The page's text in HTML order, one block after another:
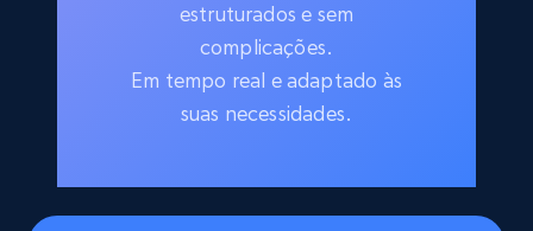
estruturados e sem
complicações.
Em tempo real e adaptado às
suas necessidades.